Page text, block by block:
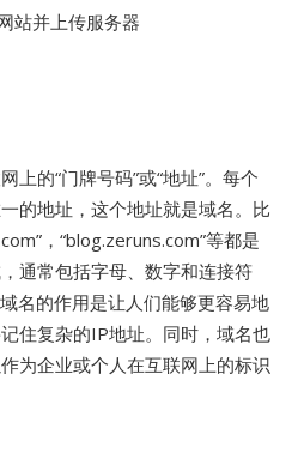
站并上传服务器
上的“门牌号码”或“地址”。每个
的地址，这个地址就是域名。比
，“blog.zeruns.com”等都是
通常包括字母、数字和连接符
名的作用是让人们能够更容易地
住复杂的IP地址。同时，域名也
为企业或个人在互联网上的标识